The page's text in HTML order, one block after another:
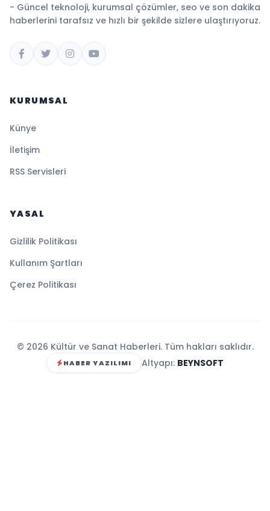
- Güncel teknoloji, kurumsal çözümler, seo ve son dakika
haberlerini tarafsız ve hızlı bir şekilde sizlere ulaştırıyoruz.
KURUMSAL
Künye
İletişim
RSS Servisleri
YASAL
Gizlilik Politikası
Kullanım Şartları
Çerez Politikası
© 2026 Kültür ve Sanat Haberleri. Tüm hakları saklıdır.
HABER YAZILIMI Altyapı: BEYNSOFT